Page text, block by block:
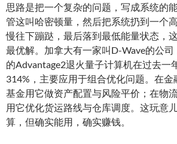
思路是把一个复杂的问题，写成系统的
管这叫哈密顿量，然后把系统扔到一个
慢往下蹦跶，最后落到最低能量状态，
最优解。加拿大有一家叫D-Wave的公
的Advantage2退火量子计算机在过去一
314%，主要应用于组合优化问题。在
基金用它做资产配置与风险平价；在物
用它优化货运路线与仓库调度。这玩意
算，但确实能用，确实赚钱。